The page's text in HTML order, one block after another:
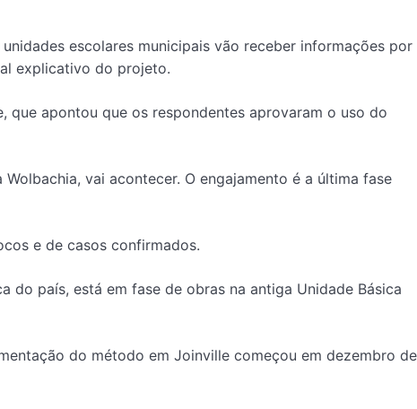
escolares municipais vão receber informações por
explicativo do projeto.
que apontou que os respondentes aprovaram o uso do
vai acontecer. O engajamento é a última fase
e de casos confirmados.
do país, está em fase de obras na antiga Unidade Básica
do método em Joinville começou em dezembro de